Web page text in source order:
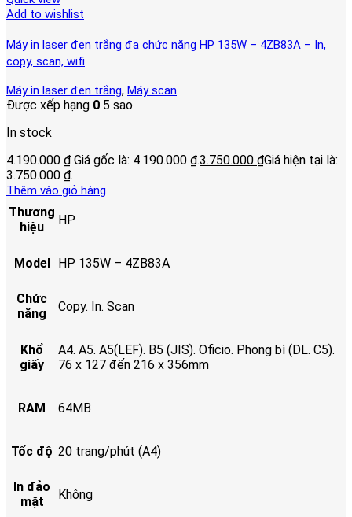
Add to wishlist
Máy in laser đen trắng đa chức năng HP 135W – 4ZB83A – In,
copy, scan, wifi
Máy in laser đen trắng, Máy scan
Được xếp hạng 0 5 sao
In stock
4.190.000₫ Giá gốc là: 4.190.000 ₫.3.750.000 ₫Giá hiện tại là:
3.750.000 ₫.
Thêm vào giỏ hàng
Thương
hiệu
HP
Model HP 135W – 4ZB83A
Chức
năng
Copy. In. Scan
Khổ
giấy
A4. A5. A5(LEF). B5 (JIS). Oficio. Phong bì (DL. C5).
76 x 127 đến 216 x 356mm
RAM 64MB
Tốc độ 20 trang/phút (A4)
In đảo
mặt
Không